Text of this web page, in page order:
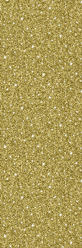
Leiste ist
gebogene
als auf
Die
LÃ¤nge
ist
zum
sind
Farbton.